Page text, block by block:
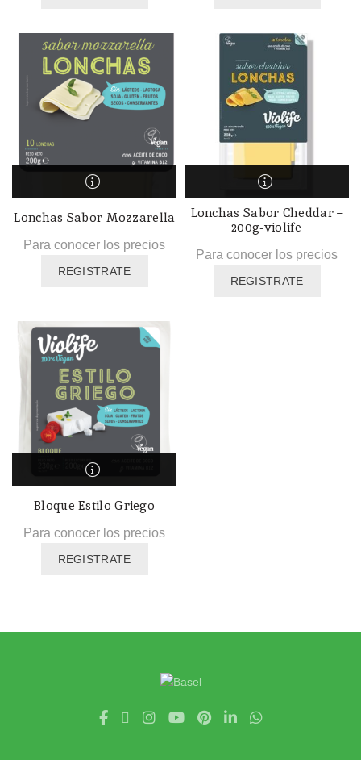
Lonchas Sabor Mozzarella
Para conocer los precios
REGISTRATE
Lonchas Sabor Cheddar –
200g-violife
Para conocer los precios
REGISTRATE
Bloque Estilo Griego
Para conocer los precios
REGISTRATE